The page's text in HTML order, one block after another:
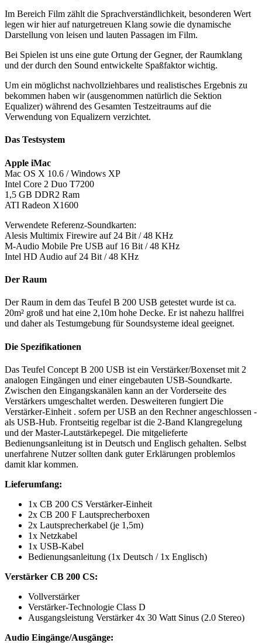
Im Bereich Film zählt die Sprachverständlichkeit, besonderen Wert
legen wir hier auf naturgetreuen Klang sowie die dynamische
Darstellung von leisen und lauten Passagen im Film.
Bei Spielen ist uns eine gute Ortung der Gegner, der Raumklang
und der durch den Sound entwickelte Spaßfaktor wichtig.
Um ein möglichst nachvollziehbares und realistisches Ergebnis zu
bekommen haben wir (ausgenommen natürlich die Sektion
Equalizer) während des Gesamten Testzeitraums auf die
Verwendung von Equalizern verzichtet.
Das Testsystem
Apple iMac
Mac OS X 10.6 / Windows XP
Intel Core 2 Duo T7200
1,5 GB DDR2 Ram
ATI Radeon X1600
Verwendete Referenz-Soundkarten:
Alesis Multimix Firewire auf 24 Bit / 48 KHz
M-Audio Mobile Pre USB auf 16 Bit / 48 KHz
Intel HD Audio auf 24 Bit / 48 KHz
Der Raum
Der Raum in dem das Teufel B 200 USB getestet wurde ist ca.
20m² groß und hat eine 2,10m hohe Decke. Er ist nahezu hallfrei
und daher als Testumgebung für Soundsysteme ideal geeignet.
Die Spezifikationen
Das Teufel Concept B 200 USB ist ein Verstärker/Boxenset mit 2
analogen Eingängen und einer eingebauten USB-Soundkarte.
Zwischen den Eingangskanälen kann an der Vorderseite des
Verstärkers umgeschaltet werden. Desweiteren fungiert Die
Verstärker-Einheit . sofern per USB an den Rechner angeschlossen -
als USB-Hub. Frontseitig regelbar ist die 2-Band Klangregelung
und der Master-Lautstärkepegel. Die mitgelieferte
Bedienungsanleitung ist in Deutsch und Englisch gehalten. Selbst
unerfahrene Nutzer sollten dank guter Erklärungen problemlos
damit klar kommen.
Lieferumfang:
1x CB 200 CS Verstärker-Einheit
2x CB 200 F Lautsprecherboxen
2x Lautsprecherkabel (je 1,5m)
1x Netzkabel
1x USB-Kabel
Bedienungsanleitung (1x Deutsch / 1x Englisch)
Verstärker CB 200 CS:
Vollverstärker
Verstärker-Technologie Class D
Ausgangsleistung Verstärker 4x 30 Watt Sinus (2.0 Stereo)
Audio Eingänge/Ausgänge: